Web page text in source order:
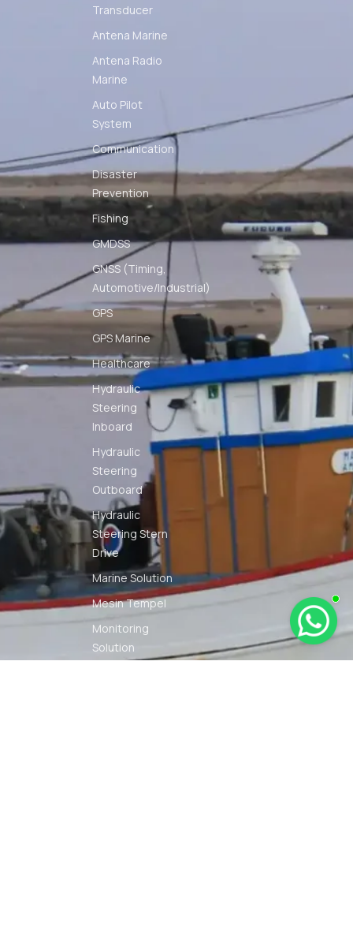
Transducer
Antena Marine
Antena Radio
Marine
Auto Pilot
System
Communication
Disaster
Prevention
Fishing
GMDSS
GNSS (Timing,
Automotive/Industrial)
GPS
GPS Marine
Healthcare
Hydraulic
Steering
Inboard
Hydraulic
Steering
Outboard
Hydraulic
Steering Stern
Drive
Marine Solution
Mesin Tempel
Monitoring
Solution